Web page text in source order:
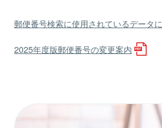
郵便番号検索に使用されているデータ
2025年度版郵便番号の変更案内